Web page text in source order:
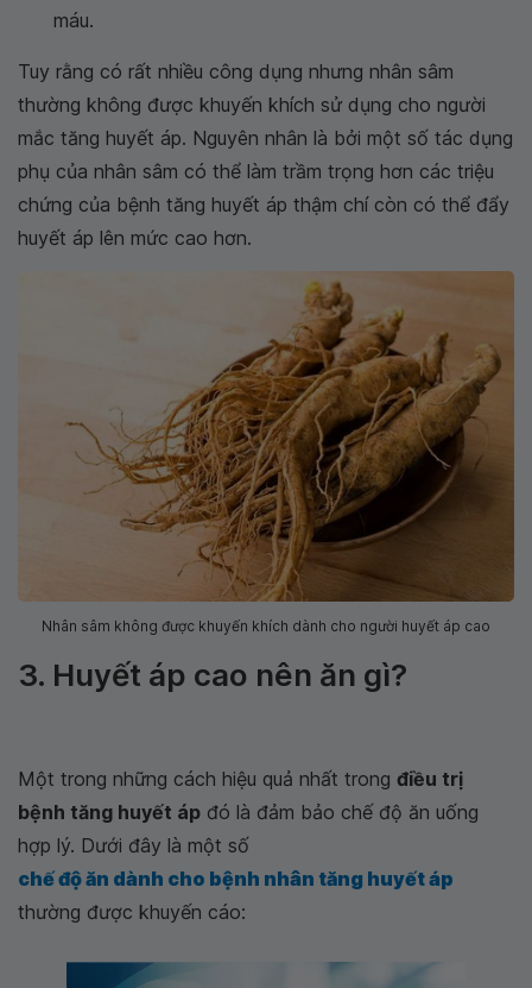
máu.
Tuy rằng có rất nhiều công dụng nhưng nhân sâm
thường không được khuyến khích sử dụng cho người
mắc tăng huyết áp. Nguyên nhân là bởi một số tác dụng
phụ của nhân sâm có thể làm trầm trọng hơn các triệu
chứng của bệnh tăng huyết áp thậm chí còn có thể đẩy
huyết áp lên mức cao hơn.
Nhân sâm không được khuyến khích dành cho người huyết áp cao
3. Huyết áp cao nên ăn gì?
Một trong những cách hiệu quả nhất trong điều trị
bệnh tăng huyết áp đó là đảm bảo chế độ ăn uống
hợp lý. Dưới đây là một số
chế độ ăn dành cho bệnh nhân tăng huyết áp
thường được khuyến cáo: